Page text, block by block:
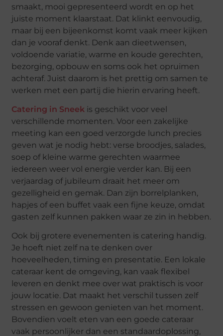
smaakt, mooi gepresenteerd wordt en op het
juiste moment klaarstaat. Dat klinkt eenvoudig,
maar bij een bijeenkomst komt vaak meer kijken
dan je vooraf denkt. Denk aan dieetwensen,
voldoende variatie, warme en koude gerechten,
bezorging, opbouw en soms ook het opruimen
achteraf. Juist daarom is het prettig om samen te
werken met een partij die hierin ervaring heeft.
Catering in Sneek is geschikt voor veel
verschillende momenten. Voor een zakelijke
meeting kan een goed verzorgde lunch precies
geven wat je nodig hebt: verse broodjes, salades,
soep of kleine warme gerechten waarmee
iedereen weer vol energie verder kan. Bij een
verjaardag of jubileum draait het meer om
gezelligheid en gemak. Dan zijn borrelplanken,
hapjes of een buffet vaak een fijne keuze, omdat
gasten zelf kunnen pakken waar ze zin in hebben.
Ook bij grotere evenementen is catering handig.
Je hoeft niet zelf na te denken over
hoeveelheden, timing en presentatie. Een lokale
cateraar kent de omgeving, kan vaak flexibel
leveren en denkt mee over wat praktisch is voor
jouw locatie. Dat maakt het verschil tussen zelf
stressen en gewoon genieten van het moment.
Bovendien voelt eten van een goede cateraar
vaak persoonlijker dan een standaardoplossing,